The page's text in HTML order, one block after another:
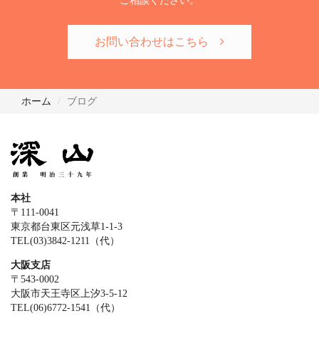
お問い合わせはこちら
ホーム ブログ
本社
〒111-0041
東京都台東区元浅草1-1-3
TEL(03)3842-1211（代）
大阪支店
〒543-0002
大阪市天王寺区上汐3-5-12
TEL(06)6772-1541（代）